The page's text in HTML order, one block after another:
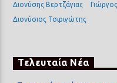
Διονύσης Βερτζάγιας
Διονύσιος Τσιριγώτης
Τελευταία Νέα